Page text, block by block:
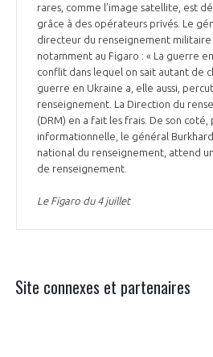
rares, comme l’image satellite, est
grâce à des opérateurs privés. Le
directeur du renseignement militaire
notamment au Figaro : « La guerre
conflit dans lequel on sait autant de
guerre en Ukraine a, elle aussi,
renseignement. La Direction du
(DRM) en a fait les frais. De son
informationnelle, le général
national du renseignement, attend
de renseignement.
Le Figaro du 4 juillet
Site connexes et partenaires